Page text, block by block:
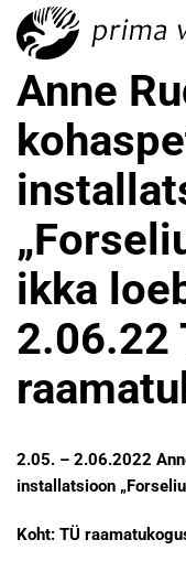
Anne
ikka
2.06.22
2.05. – 2.06.2022
installatsioon
Koht: TÜ